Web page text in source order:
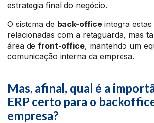
estratégia final do negócio.
O sistema de back-office integra estas
relacionadas com a retaguarda, mas
área de front-office, mantendo um
comunicação interna da empresa.
Mas, afinal, qual é a
ERP certo para o
empresa?